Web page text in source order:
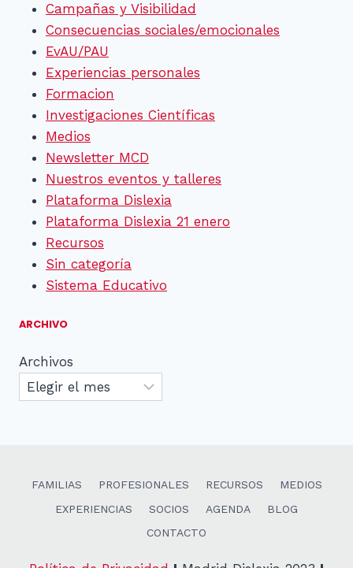
Campañas y Visibilidad
Consecuencias sociales/emocionales
EvAU/PAU
Experiencias personales
Formacion
Investigaciones Científicas
Medios
Newsletter MCD
Nuestros eventos y talleres
Plataforma Dislexia
Plataforma Dislexia 21 enero
Recursos
Sin categoría
Sistema Educativo
ARCHIVO
Archivos
FAMILIAS PROFESIONALES RECURSOS
MEDIOS
EXPERIENCIAS
SOCIOS AGENDA
BLOG
CONTACTO